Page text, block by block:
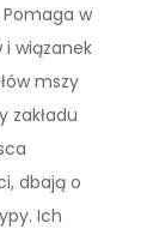
w
wiązanek
mszy
zakładu
dbają o
Ich